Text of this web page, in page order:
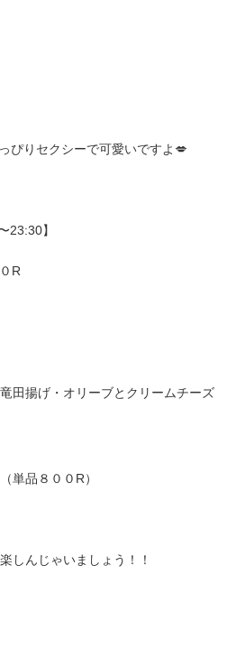
ぴりセクシーで可愛いですよ💋
23:30】
R
田揚げ・オリーブとクリームチーズ
単品８００R）
しんじゃいましょう！！